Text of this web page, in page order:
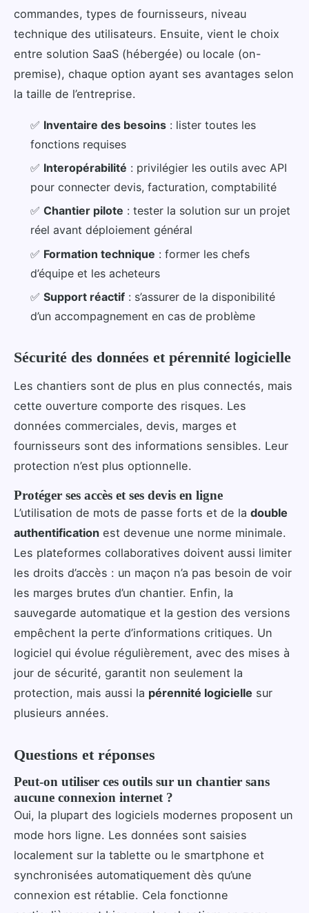
commandes, types de fournisseurs, niveau
technique des utilisateurs. Ensuite, vient le choix
entre solution SaaS (hébergée) ou locale (on-
premise), chaque option ayant ses avantages selon
la taille de l’entreprise.
✅ Inventaire des besoins : lister toutes les
fonctions requises
✅ Interopérabilité : privilégier les outils avec API
pour connecter devis, facturation, comptabilité
✅ Chantier pilote : tester la solution sur un projet
réel avant déploiement général
✅ Formation technique : former les chefs
d’équipe et les acheteurs
✅ Support réactif : s’assurer de la disponibilité
d’un accompagnement en cas de problème
Sécurité des données et pérennité logicielle
Les chantiers sont de plus en plus connectés, mais
cette ouverture comporte des risques. Les
données commerciales, devis, marges et
fournisseurs sont des informations sensibles. Leur
protection n’est plus optionnelle.
Protéger ses accès et ses devis en ligne
L’utilisation de mots de passe forts et de la double
authentification est devenue une norme minimale.
Les plateformes collaboratives doivent aussi limiter
les droits d’accès : un maçon n’a pas besoin de voir
les marges brutes d’un chantier. Enfin, la
sauvegarde automatique et la gestion des versions
empêchent la perte d’informations critiques. Un
logiciel qui évolue régulièrement, avec des mises à
jour de sécurité, garantit non seulement la
protection, mais aussi la pérennité logicielle sur
plusieurs années.
Questions et réponses
Peut-on utiliser ces outils sur un chantier sans
aucune connexion internet ?
Oui, la plupart des logiciels modernes proposent un
mode hors ligne. Les données sont saisies
localement sur la tablette ou le smartphone et
synchronisées automatiquement dès qu’une
connexion est rétablie. Cela fonctionne